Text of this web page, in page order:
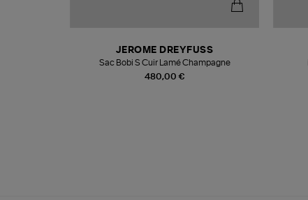
480,00 €
JEROME DREYFUSS
Sac Bobi S Cuir Lamé Champagne